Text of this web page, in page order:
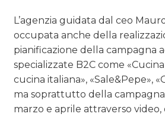
L’agenzia guidata dal ceo
occupata anche della
pianificazione della campagna
specializzate B2C come
cucina italiana», «Sale&Pepe»,
ma soprattutto della
marzo e aprile attraverso video,